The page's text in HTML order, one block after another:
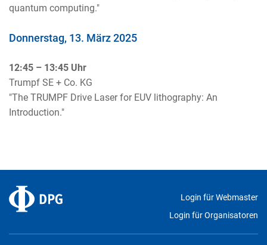
quantum computing."
Donnerstag, 13. März 2025
12:45 – 13:45 Uhr
Trumpf SE + Co. KG
"The TRUMPF Drive Laser for EUV lithography: An
Introduction."
Login für Webmaster
Login für Organisatoren